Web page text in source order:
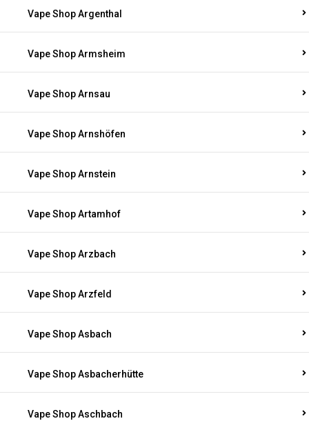
Vape Shop Argenthal
Vape Shop Armsheim
Vape Shop Arnsau
Vape Shop Arnshöfen
Vape Shop Arnstein
Vape Shop Artamhof
Vape Shop Arzbach
Vape Shop Arzfeld
Vape Shop Asbach
Vape Shop Asbacherhütte
Vape Shop Aschbach